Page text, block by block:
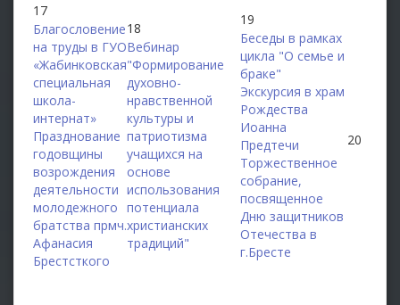
17
Благословение
на труды в ГУО
«Жабинковская
специальная
школа-
интернат»
Празднование
годовщины
возрождения
деятельности
молодежного
братства прмч.
Афанасия
Брестсткого
18
Вебинар
"Формирование
духовно-
нравственной
культуры и
патриотизма
учащихся на
основе
использования
потенциала
христианских
традиций"
19
Беседы в рамках
цикла "О семье и
браке"
Экскурсия в храм
Рождества
Иоанна
Предтечи
Торжественное
собрание,
посвященное
Дню защитников
Отечества в
г.Бресте
20